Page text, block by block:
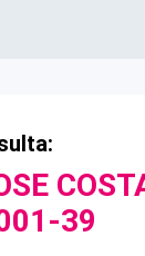
39